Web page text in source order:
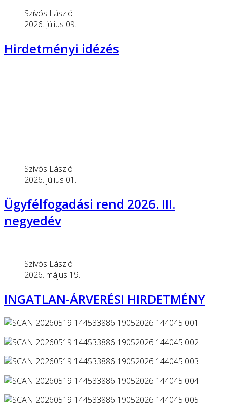
Szívós László
2026. július 09.
Hirdetményi idézés
Szívós László
2026. július 01.
Ügyfélfogadási rend 2026. III.
negyedév
Szívós László
2026. május 19.
INGATLAN-ÁRVERÉSI HIRDETMÉNY